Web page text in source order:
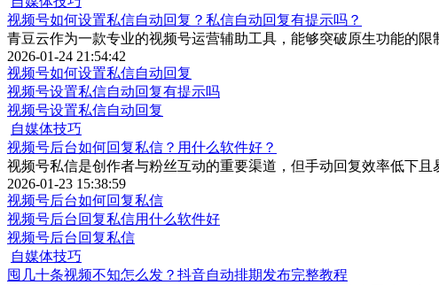
视频号如何设置私信自动回复？私信自动回复有提示吗？
青豆云作为一款专业的视频号运营辅助工具，能够突破原生功能的限
2026-01-24 21:54:42
视频号如何设置私信自动回复
视频号设置私信自动回复有提示吗
视频号设置私信自动回复
自媒体技巧
视频号后台如何回复私信？用什么软件好？
视频号私信是创作者与粉丝互动的重要渠道，但手动回复效率低下且
2026-01-23 15:38:59
视频号后台如何回复私信
视频号后台回复私信用什么软件好
视频号后台回复私信
自媒体技巧
囤几十条视频不知怎么发？抖音自动排期发布完整教程